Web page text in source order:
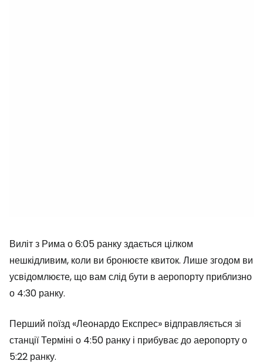
Виліт з Рима о 6:05 ранку здається цілком
нешкідливим, коли ви бронюєте квиток. Лише згодом ви
усвідомлюєте, що вам слід бути в аеропорту приблизно
о 4:30 ранку.
Перший поїзд «Леонардо Експрес» відправляється зі
станції Терміні о 4:50 ранку і прибуває до аеропорту о
5:22 ранку.